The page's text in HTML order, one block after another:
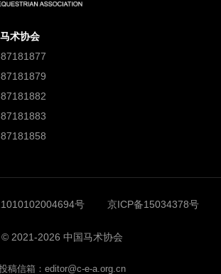
术协会
号 京ICP备15034378号
© 2021-2026 中国马术协会
稿信箱：editor@c-e-a.org.cn